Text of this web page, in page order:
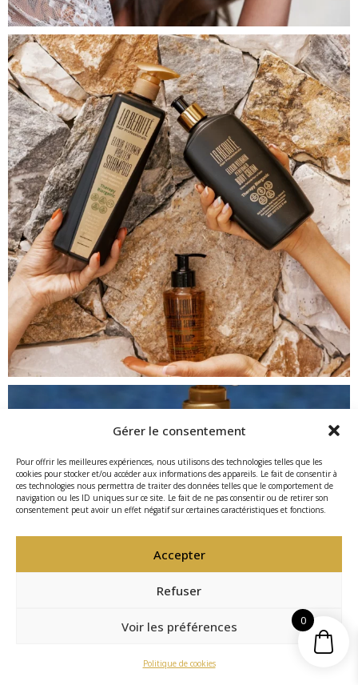
Gérer le consentement
Pour offrir les meilleures expériences, nous utilisons des technologies telles que les
cookies pour stocker et/ou accéder aux informations des appareils. Le fait de consentir à
ces technologies nous permettra de traiter des données telles que le comportement de
navigation ou les ID uniques sur ce site. Le fait de ne pas consentir ou de retirer son
consentement peut avoir un effet négatif sur certaines caractéristiques et fonctions.
Accepter
Refuser
Voir les préférences
Politique de cookies
0